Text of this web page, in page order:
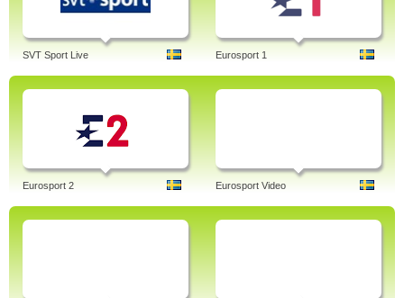
SVT Sport Live Eurosport 1
Eurosport 2 Eurosport Video